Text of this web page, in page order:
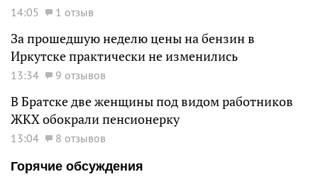
14:05 1 отзыв
За прошедшую неделю цены на бензин в
Иркутске практически не изменились
13:34 9 отзывов
В Братске две женщины под видом работников
ЖКХ обокрали пенсионерку
13:04
8 отзывов
Горячие обсуждения